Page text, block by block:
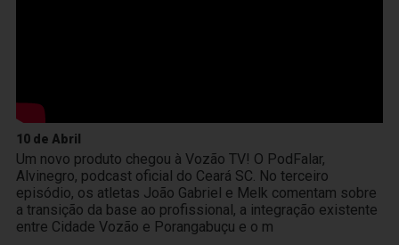
10 de Abril
Um novo produto chegou à Vozão TV! O PodFalar,
Alvinegro, podcast oficial do Ceará SC. No terceiro
episódio, os atletas João Gabriel e Melk comentam sobre
a transição da base ao profissional, a integração existente
entre Cidade Vozão e Porangabuçu e o m